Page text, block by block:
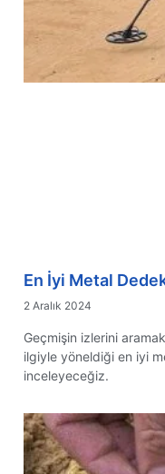
En İyi Metal
2 Aralık 2024
Geçmişin izlerini
ilgiyle yöneldiği en iyi
inceleyeceğiz.